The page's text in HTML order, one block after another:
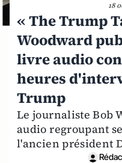
18
« The Trump
Woodward
livre audio
heures
Trump
Le journaliste Bob
audio regroupant
l'ancien président